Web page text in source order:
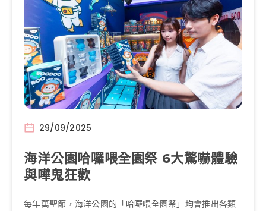
29/09/2025
海洋公園哈囉喂全園祭 6大驚嚇體驗
與嘩鬼狂歡
每年萬聖節，海洋公園的「哈囉喂全園祭」均會推出各類